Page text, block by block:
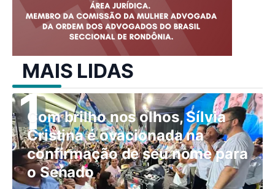
MAIS LIDAS
Com brilho nos olhos, Sílvia
Cristina é ovacionada na
confirmação de seu nome para
o Senado